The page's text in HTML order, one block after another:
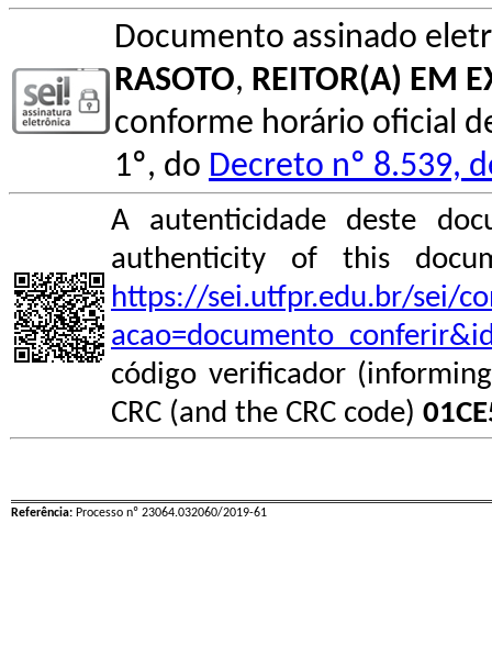
Documento assinado
RASOTO, REITOR(A) EM
conforme horário oficial
1º, do Decreto nº 8.539,
A autenticidade deste
authenticity of this
https://sei.utfpr.edu.br/sei/
código verificador
CRC (and the CRC code)
Referência: Processo nº 23064.032060/2019-61